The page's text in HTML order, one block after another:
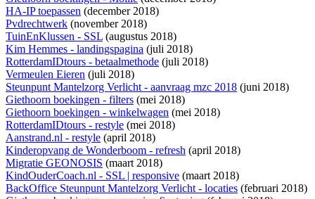
HA-IP toepassen (december 2018)
Pvdrechtwerk (november 2018)
TuinEnKlussen - SSL (augustus 2018)
Kim Hemmes - landingspagina (juli 2018)
RotterdamIDtours - betaalmethode (juli 2018)
Vermeulen Eieren (juli 2018)
Steunpunt Mantelzorg Verlicht - aanvraag mzc 2018 (juni 2018)
Giethoorn boekingen - filters (mei 2018)
Giethoorn boekingen - winkelwagen (mei 2018)
RotterdamIDtours - restyle (mei 2018)
Aanstrand.nl - restyle (april 2018)
Kinderopvang de Wonderboom - refresh (april 2018)
Migratie GEONOSIS (maart 2018)
KindOuderCoach.nl - SSL | responsive (maart 2018)
BackOffice Steunpunt Mantelzorg Verlicht - locaties (februari 2018)